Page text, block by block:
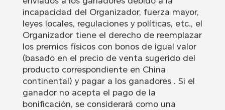
incapacidad del Organizador, fuerza mayor,
leyes locales, regulaciones y políticas, etc., el
Organizador tiene el derecho de reemplazar
los premios físicos con bonos de igual valor
(basado en el precio de venta sugerido del
producto correspondiente en China
continental) y pagar a los ganadores . Si el
ganador no acepta el pago de la
bonificación, se considerará como una